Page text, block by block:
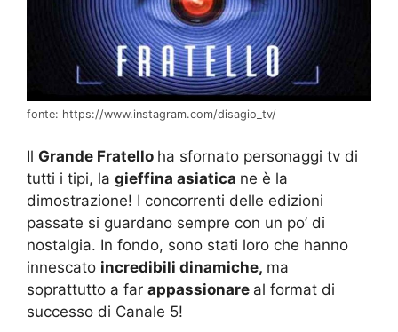
fonte: https://www.instagram.com/disagio_tv/
Il Grande Fratello ha sfornato personaggi tv di
tutti i tipi, la gieffina asiatica ne è la
dimostrazione! I concorrenti delle edizioni
passate si guardano sempre con un po’ di
nostalgia. In fondo, sono stati loro che hanno
innescato incredibili dinamiche, ma
soprattutto a far appassionare al format di
successo di Canale 5!